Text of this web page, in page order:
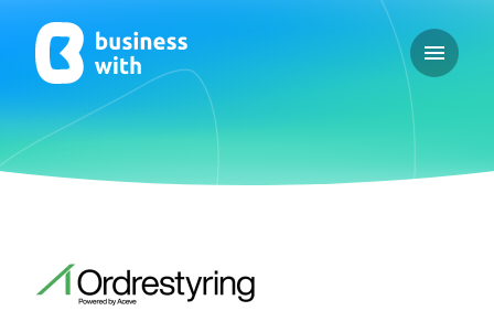
Open